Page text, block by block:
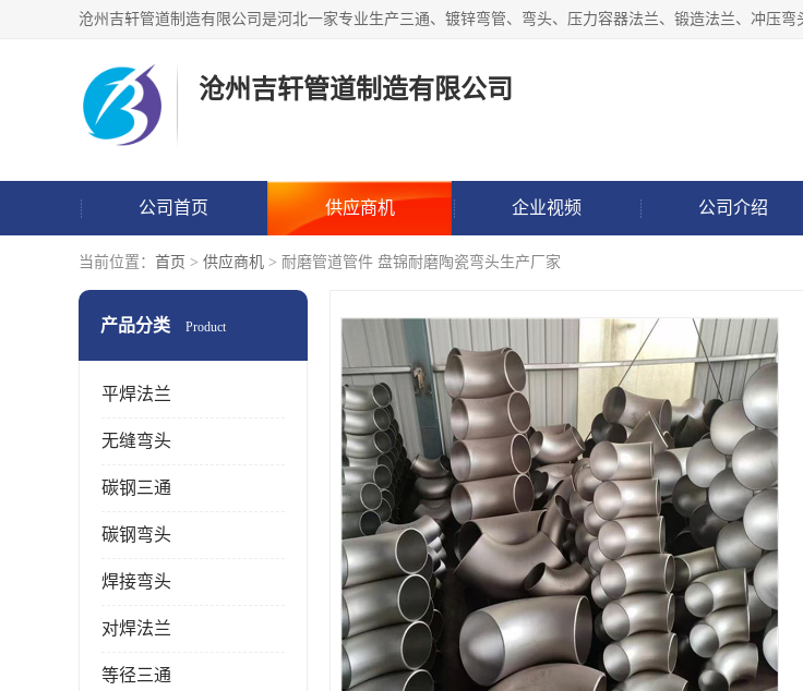
沧州吉轩管道制造有限公司
公司首页 供应商机 企业视频 公司介绍
当前位置： 首页 > 供应商机 > 耐磨管道管件 盘锦耐磨陶瓷弯头生产厂家
产品分类 Product
平焊法兰
无缝弯头
碳钢三通
碳钢弯头
焊接弯头
对焊法兰
等径三通